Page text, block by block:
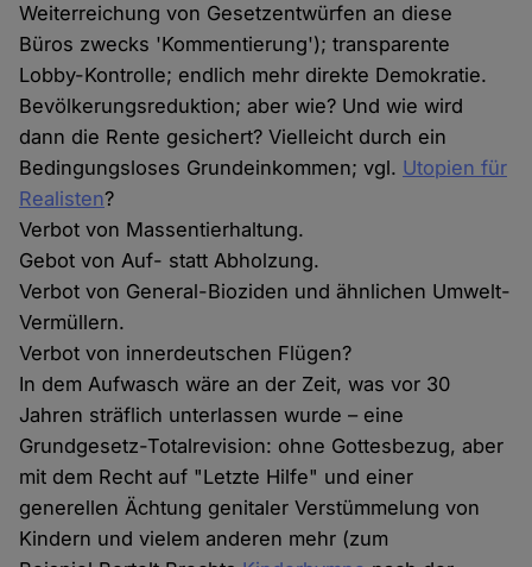
Weiterreichung von Gesetzentwürfen an diese
Büros zwecks 'Kommentierung'); transparente
Lobby-Kontrolle; endlich mehr direkte Demokratie.
Bevölkerungsreduktion; aber wie? Und wie wird
dann die Rente gesichert? Vielleicht durch ein
Bedingungsloses Grundeinkommen; vgl. Utopien für
Realisten?
Verbot von Massentierhaltung.
Gebot von Auf- statt Abholzung.
Verbot von General-Bioziden und ähnlichen Umwelt-
Vermüllern.
Verbot von innerdeutschen Flügen?
In dem Aufwasch wäre an der Zeit, was vor 30
Jahren sträflich unterlassen wurde – eine
Grundgesetz-Totalrevision: ohne Gottesbezug, aber
mit dem Recht auf "Letzte Hilfe" und einer
generellen Ächtung genitaler Verstümmelung von
Kindern und vielem anderen mehr (zum